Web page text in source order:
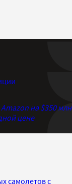
на $350 млн
цене
самолетов с